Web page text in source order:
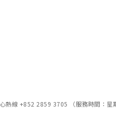
熱線 +852 2859 3705 （服務時間：